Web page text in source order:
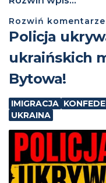
Rozwiń
Policja
ukraińskich
Bytowa!
IMIGRACJA
UKRAINA